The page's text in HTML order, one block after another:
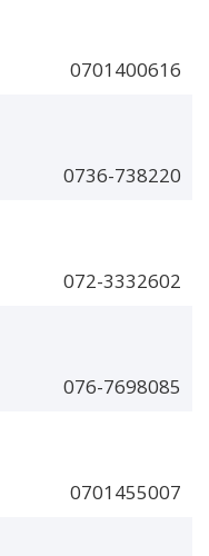
0701400616
0736-738220
072-3332602
076-7698085
0701455007